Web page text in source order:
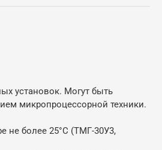
установок. Могут быть
микропроцессорной техники.
не более 25°С (ТМГ-30У3,